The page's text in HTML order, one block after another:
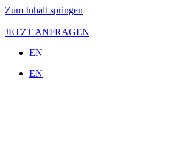
Zum Inhalt springen
JETZT ANFRAGEN
EN
EN